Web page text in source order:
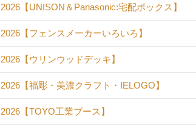
【UNISON＆Panasonic:宅配ボックス】
【フェンスメーカーいろいろ】
【ウリンウッドデッキ】
【福彫・美濃クラフト・IELOGO】
【TOYO工業ブース】